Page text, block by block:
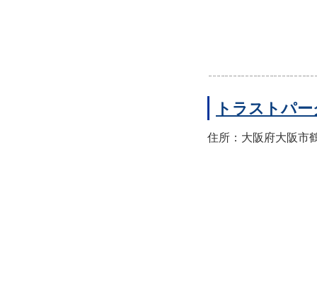
トラストパ
住所：大阪府大阪市